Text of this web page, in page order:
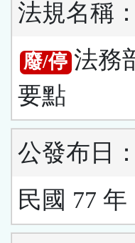
法規名稱：
廢/停 法務
要點
公發布日：
民國 77 年